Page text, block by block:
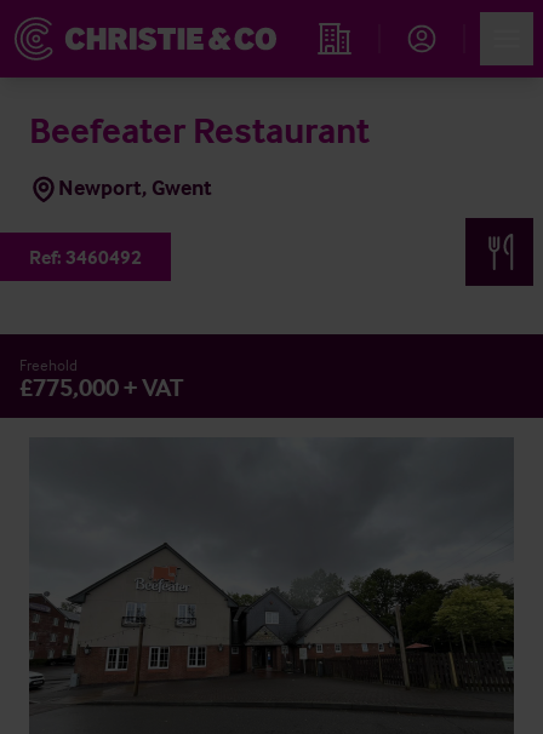
Immobiliensuche
Beefeater Restaurant
Newport, Gwent
Ref: 3460492
Freehold
£775,000 + VAT